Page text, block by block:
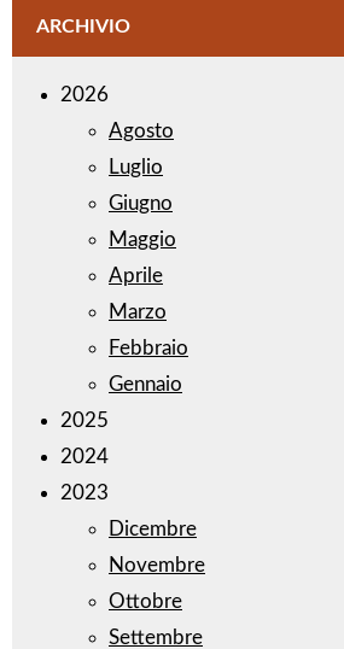
ARCHIVIO
2026
Agosto
Luglio
Giugno
Maggio
Aprile
Marzo
Febbraio
Gennaio
2025
2024
2023
Dicembre
Novembre
Ottobre
Settembre